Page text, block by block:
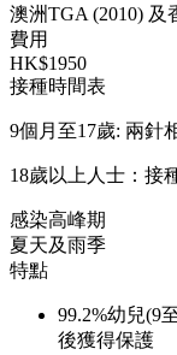
澳洲TGA (2010) 及
費用
HK$1950
接種時間表
9個月至17歲: 兩針
18歲以上人士：接
感染高峰期
夏天及雨季
特點
99.2%幼兒(9
後獲得保護